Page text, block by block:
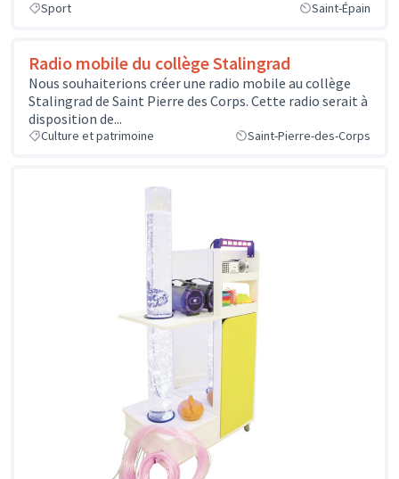
Sport Saint-Épain
Radio mobile du collège Stalingrad
Nous souhaiterions créer une radio mobile au collège
Stalingrad de Saint Pierre des Corps. Cette radio serait à
disposition de...
Culture et patrimoine Saint-Pierre-des-Corps